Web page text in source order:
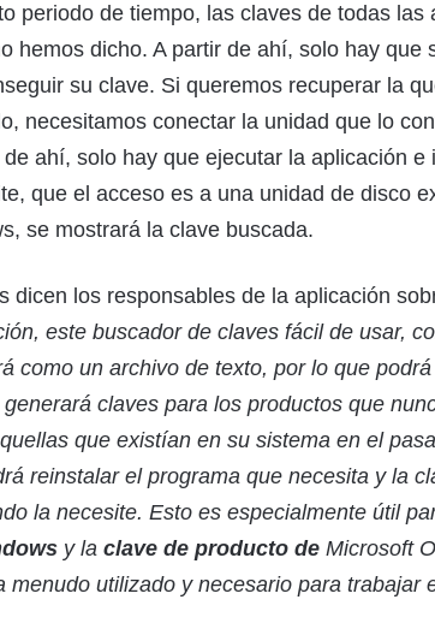
periodo de tiempo, las claves de todas las
hemos dicho. A partir de ahí, solo hay que
su clave. Si queremos recuperar la
necesitamos conectar la unidad que lo
ahí, solo hay que ejecutar la aplicación e
que el acceso es a una unidad de disco
se mostrará la clave buscada.
dicen los responsables de la aplicación
este buscador de claves fácil de usar,
como un archivo de texto, por lo que
claves para los productos que
que existían en su sistema en el
reinstalar el programa que necesita y la
la necesite. Esto es especialmente útil
y la clave de producto de Microsoft
menudo utilizado y necesario para trabajar